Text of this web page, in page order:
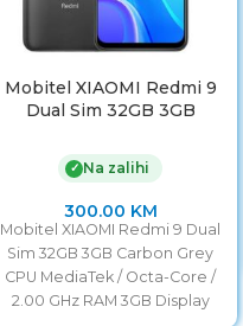
Mobitel XIAOMI Redmi 9
Dual Sim 32GB 3GB
✓ Na zalihi
300.00 KM
Mobitel XIAOMI Redmi 9 Dual
Sim 32GB 3GB Carbon Grey
CPU MediaTek / Octa-Core /
2.00 GHz RAM 3GB Display